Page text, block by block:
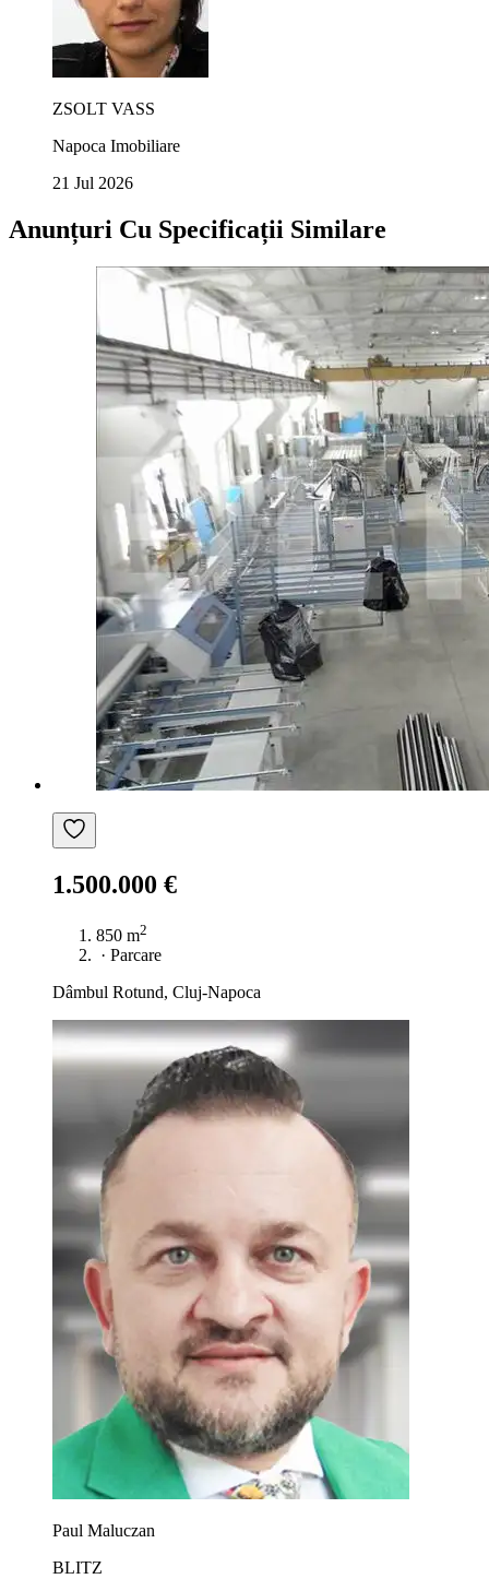
ZSOLT VASS
Napoca Imobiliare
21 Jul 2026
Anunțuri Cu Specificații Similare
1.500.000 €
850 m2
· Parcare
Dâmbul Rotund, Cluj-Napoca
Paul Maluczan
BLITZ